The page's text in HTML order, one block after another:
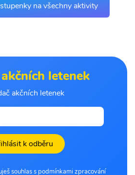
na všechny aktivity
letenek
akčních letenek
k odběru
souhlas s podmínkami zpracování